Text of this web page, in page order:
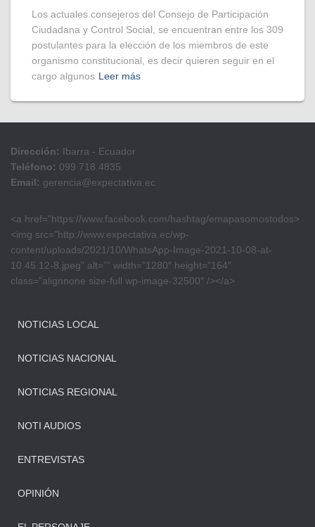
Los actuales consejeros del Consejo de Participación
Ciudadana y Control Social, se encuentran entre los 309
postulantes para la elección de los miembros de este
organismo constitucional, es decir quieren seguir en el
cargo algunos Leer más
Dirección: Ibarra - Ecuador
Teléfono: 099 718 4835
Email: gerencia@expectativa.ec
<a href=”https://www.facebook.com/hashtag/emapasomostodos>
<img src=”http://www.expectativa.ec/wp-
content/uploads/2021/10/WhatsApp-Image-2021-10-08-at-
10.45.12-8.jpeg” alt=”” width=”1280″ height=”164″
class=”alignnone size-full wp-image-32500″ /></a>
NOTICIAS LOCAL
NOTICIAS NACIONAL
NOTICIAS REGIONAL
NOTI AUDIOS
ENTREVISTAS
OPINIÓN